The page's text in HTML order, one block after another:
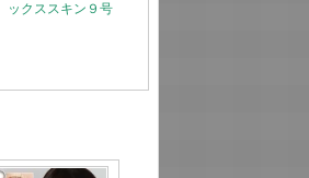
ックススキン９号